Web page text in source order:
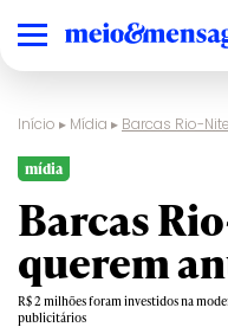
Início ▸ Mídia ▸ Barcas Rio-
mídia
Barcas
querem
R$ 2 milhões foram investidos na
publicitários